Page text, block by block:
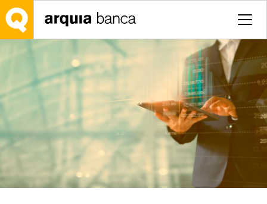
Saltar al contenido principal